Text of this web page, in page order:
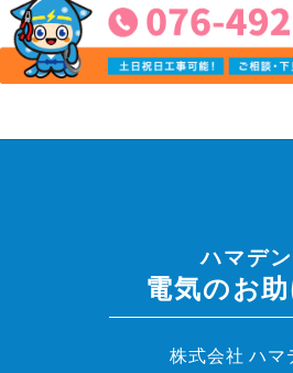
ハマデン
電気のお
株式会社 ハマ